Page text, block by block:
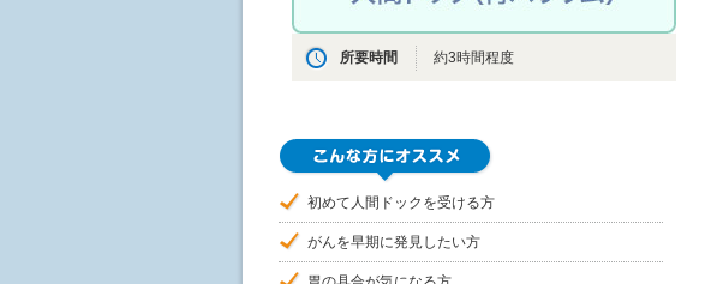
所要時間 約3時間程度
初めて人間ドックを受ける方
がんを早期に発見したい方